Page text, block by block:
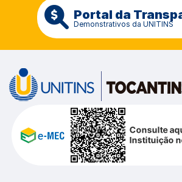
Portal da
Demonstrativos da UNITINS